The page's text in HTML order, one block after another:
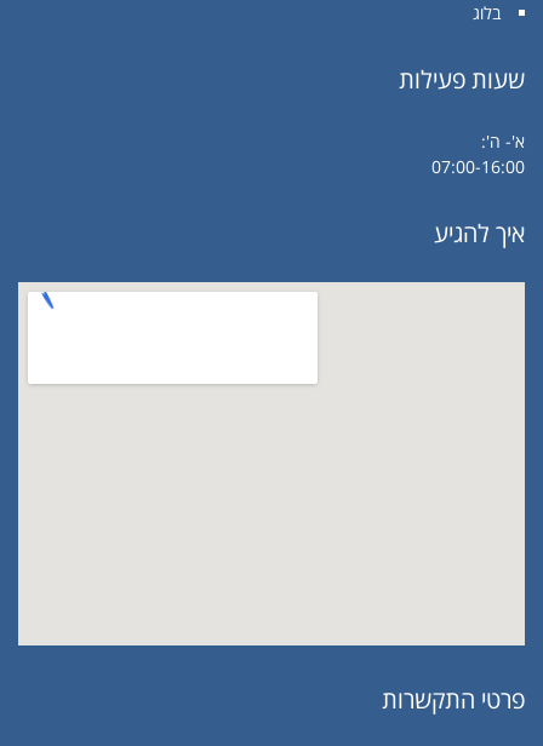
בלוג
שעות פעילות
א'- ה':
07:00-16:00
איך להגיע
פרטי התקשרות